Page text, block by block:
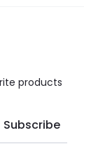
products